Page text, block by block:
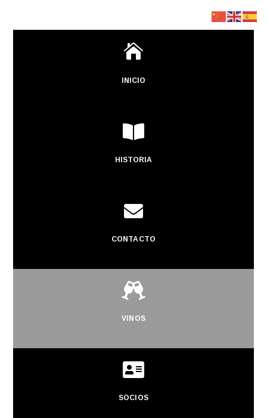

INICIO

HISTORIA

CONTACTO

VINOS

SOCIOS